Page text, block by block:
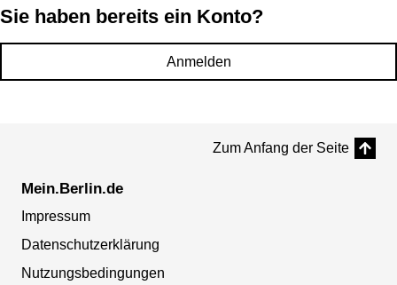
Sie haben bereits ein Konto?
Anmelden
Zum Anfang der Seite
Mein.Berlin.de
Impressum
Datenschutzerklärung
Nutzungsbedingungen